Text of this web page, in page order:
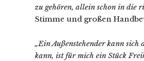
zu gehören, allein schon in die
Stimme und großen
„Ein Außenstehender kann
kann, ist für mich ein Stück